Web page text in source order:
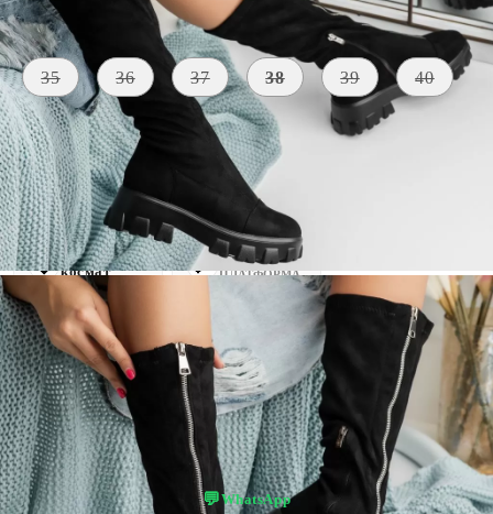
Размер на обувки: Таблица с размери
35 36 37 38 39 40
ЦВЯТ
черен
МАТЕРИАЛ
Екологична
кожа
ВЪТРЕ
космат
ВИСОЧИНА
НА
ПРЕДНАТА
ПЛАТФОРМА
👠 Пробвай виртуално — виж как ти стои!
💬WhatsApp